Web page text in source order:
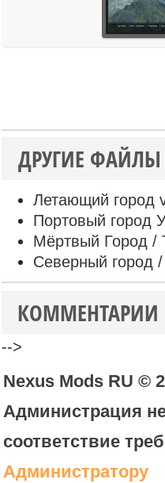
ДРУГИЕ ФАЙЛЫ
Летающий город
Портовый город
Мёртвый Город /
Северный город
КОММЕНТАРИИ
-->
Nexus Mods RU ©
Администрация
соответствие
Администратору